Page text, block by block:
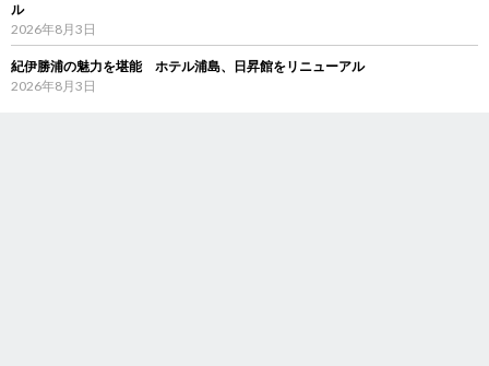
ル
2026年8月3日
紀伊勝浦の魅力を堪能 ホテル浦島、日昇館をリニューアル
2026年8月3日